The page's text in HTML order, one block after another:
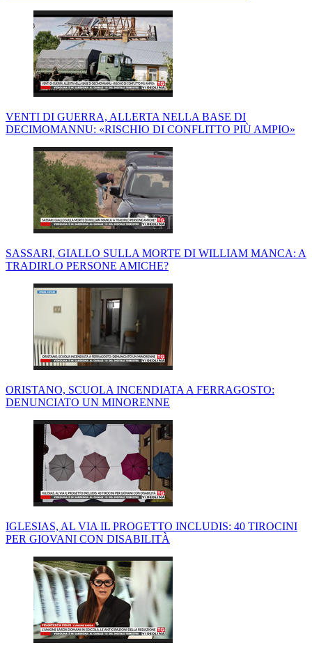
VENTI DI GUERRA, ALLERTA NELLA BASE DI
DECIMOMANNU: «RISCHIO DI CONFLITTO PIÙ AMPIO»
SASSARI, GIALLO SULLA MORTE DI WILLIAM MANCA: A
TRADIRLO PERSONE AMICHE?
ORISTANO, SCUOLA INCENDIATA A FERRAGOSTO:
DENUNCIATO UN MINORENNE
IGLESIAS, AL VIA IL PROGETTO INCLUDIS: 40 TIROCINI
PER GIOVANI CON DISABILITÀ